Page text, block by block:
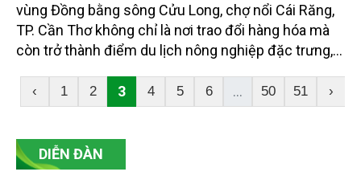
vùng Đồng bằng sông Cửu Long, chợ nổi Cái Răng,
TP. Cần Thơ không chỉ là nơi trao đổi hàng hóa mà
còn trở thành điểm du lịch nông nghiệp đặc trưng,
‹ 1 2 3 4 5 6 ... 50 51 ›
DIỄN ĐÀN